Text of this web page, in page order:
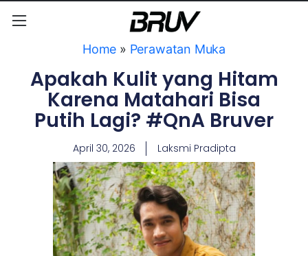
Home » Perawatan Muka
Apakah Kulit yang Hitam
Karena Matahari Bisa
Putih Lagi? #QnA Bruver
April 30, 2026 Laksmi Pradipta